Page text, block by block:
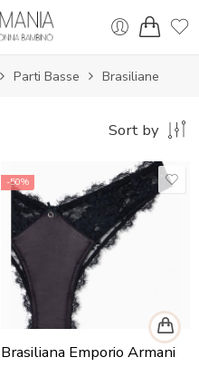
Parti Basse Brasiliane
Sort by
-50%
Brasiliana Emporio Armani